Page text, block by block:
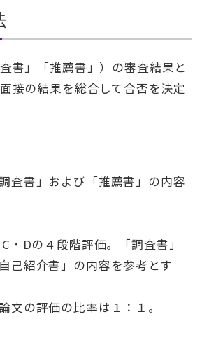
書」「推薦書」）の審査結果と
接の結果を総合して合否を決定
査書」および「推薦書」の内容
・Dの４段階評価。「調査書」
己紹介書」の内容を参考とす
文の評価の比率は１：１。